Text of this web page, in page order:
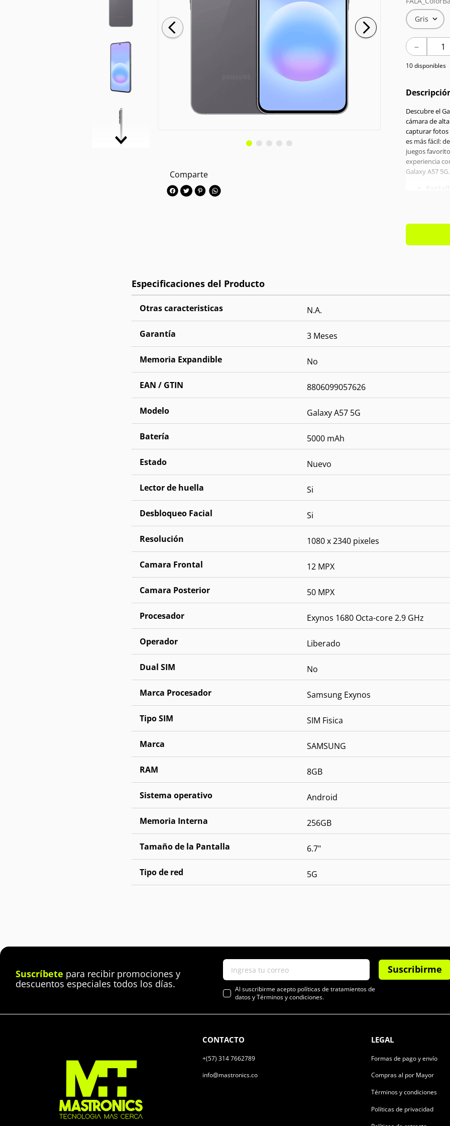
Comparte
Gris
－
10 disponibles
Descubre el
cámara de
capturar fotos
es más fácil:
juegos
experiencia
Galaxy A57 5G.
OS:
Otras caracteristicas N.A.
Garantía 3 Meses
Memoria Expandible No
EAN / GTIN 8806099057626
Modelo Galaxy A57 5G
Batería 5000 mAh
Estado Nuevo
Lector de huella Si
Desbloqueo Facial Si
Resolución 1080 x 2340 pixeles
Camara Frontal 12 MPX
Camara Posterior 50 MPX
Procesador Exynos 1680 Octa-core 2.9 GHz
Operador Liberado
Dual SIM No
Marca Procesador Samsung Exynos
Tipo SIM SIM Fisica
Marca SAMSUNG
RAM 8GB
Sistema operativo Android
Memoria Interna 256GB
Tamaño de la Pantalla 6.7"
Tipo de red 5G
Suscríbete para recibir promociones y
descuentos especiales todos los días.
Suscribirme
Al suscribirme acepto políticas de tratamientos de
datos y Términos y condiciones.
CONTACTO
+(57) 314 7662789
info@mastronics.co
LEGAL
Formas de pago y envío
Compras al por Mayor
Términos y condiciones
Políticas de privacidad